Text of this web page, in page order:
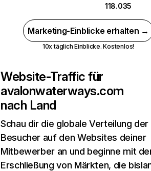
118.035
Marketing-Einblicke erhalten →
10x täglich Einblicke. Kostenlos!
Website-Traffic für
avalonwaterways.com
nach Land
Schau dir die globale Verteilung der
Besucher auf den Websites deiner
Mitbewerber an und beginne mit
Erschließung von Märkten, die